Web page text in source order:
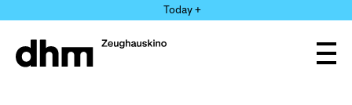
directly
the
Today +